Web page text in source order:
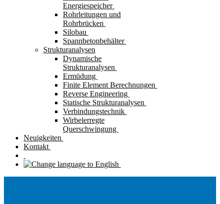
Energiespeicher
Rohrleitungen und
Rohrbrücken
Silobau
Spannbetonbehälter
Strukturanalysen
Dynamische
Strukturanalysen
Ermüdung
Finite Element Berechnungen
Reverse Engineering
Statische Strukturanalysen
Verbindungstechnik
Wirbelerregte
Querschwingung
Neuigkeiten
Kontakt